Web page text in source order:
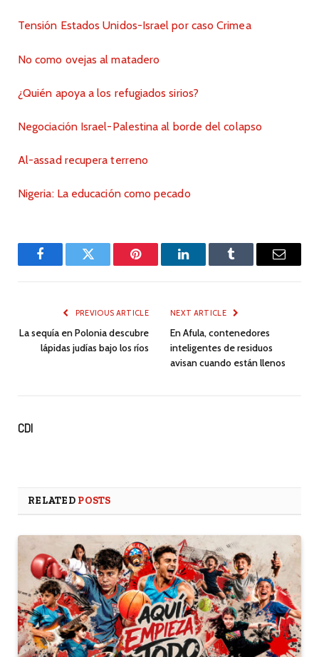
Tensión Estados Unidos-Israel por caso Crimea
No como ovejas al matadero
¿Quién apoya a los refugiados sirios?
Negociación Israel-Palestina al borde del colapso
Al-assad recupera terreno
Nigeria: La educación como pecado
FacebookTwitter Pinterest LinkedInTumblr Email
PREVIOUS ARTICLE
La sequía en Polonia descubre
lápidas judías bajo los ríos
NEXT ARTICLE
En Afula, contenedores
inteligentes de residuos
avisan cuando están llenos
CDI
RELATED POSTS